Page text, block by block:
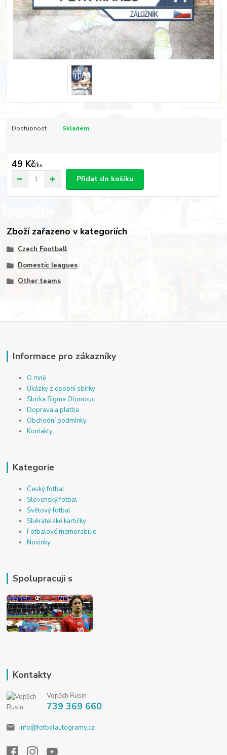
Dostupnost Skladem
49 Kč/ks
Přidat do košíku
Zboží zařazeno v kategoriích
Czech Football
Domestic leagues
Other teams
Informace pro zákazníky
O mně
Ukázky z osobní sbírky
Sbírka Sigma Olomouc
Doprava a platba
Obchodní podmínky
Kontakty
Kategorie
Český fotbal
Slovenský fotbal
Světový fotbal
Sběratelské kartičky
Fotbalové memorabilie
Novinky
Spolupracuji s
Kontakty
Vojtěch Rusin
739 369 660
info@fotbalautogramy.cz